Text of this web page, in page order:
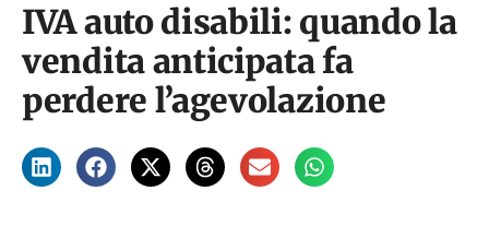
IVA auto disabili: quando la
vendita anticipata fa
perdere l’agevolazione